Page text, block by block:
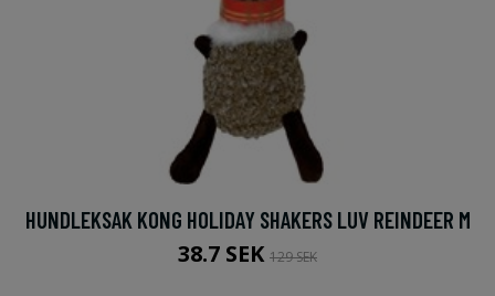
HUNDLEKSAK KONG HOLIDAY SHAKERS LUV REINDEER M
38.7 SEK 129 SEK